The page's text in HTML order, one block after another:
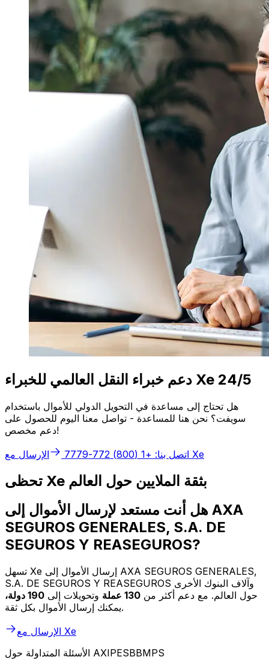
دعم خبراء النقل العالمي للخبراء Xe 24/5
هل تحتاج إلى مساعدة في التحويل الدولي للأموال باستخدام
سويفت؟ نحن هنا للمساعدة - تواصل معنا اليوم للحصول على
دعم مخصص!
اتصل بنا: +1 (800) 772-7779 الإرسال مع Xe
تحظى Xe بثقة الملايين حول العالم
هل أنت مستعد لإرسال الأموال إلى AXA
SEGUROS GENERALES, S.A. DE
SEGUROS Y REASEGUROS?
تسهل Xe إرسال الأموال إلى AXA SEGUROS GENERALES,
S.A. DE SEGUROS Y REASEGUROS وآلاف البنوك الأخرى
حول العالم. مع دعم أكثر من 130 عملة وتحويلات إلى 190 دولة،
يمكنك إرسال الأموال بكل ثقة.
الإرسال مع Xe
الأسئلة المتداولة حول AXIPESBBMPS